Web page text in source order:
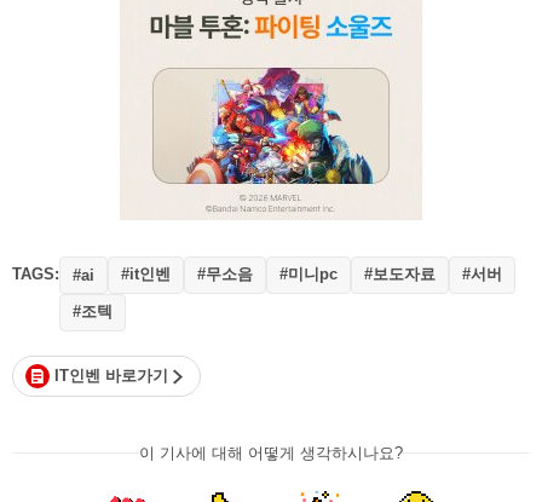
TAGS: #ai #it인벤 #무소음 #미니pc #보도자료 #서버
#조텍
IT인벤 바로가기
이 기사에 대해 어떻게 생각하시나요?